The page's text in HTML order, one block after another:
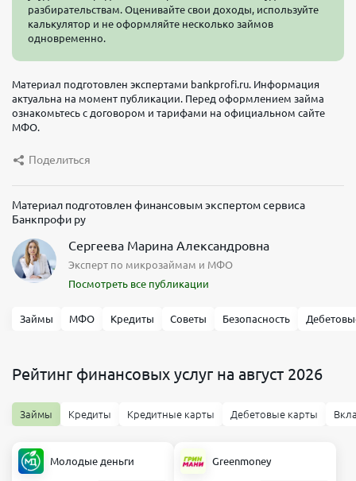
разбирательствам. Оценивайте свои доходы, используйте
калькулятор и не оформляйте несколько займов
одновременно.
Материал подготовлен экспертами bankprofi.ru. Информация
актуальна на момент публикации. Перед оформлением займа
ознакомьтесь с договором и тарифами на официальном сайте
МФО.
Поделиться
Материал подготовлен финансовым экспертом сервиса
Банкпрофи ру
Сергеева Марина Александровна
Эксперт по микрозаймам и МФО
Посмотреть все публикации
Займы МФО Кредиты Советы Безопасность
Рейтинг финансовых услуг на август 2026
Займы Кредиты Кредитные карты Дебетовые карты
Молодые деньги Greenmoney